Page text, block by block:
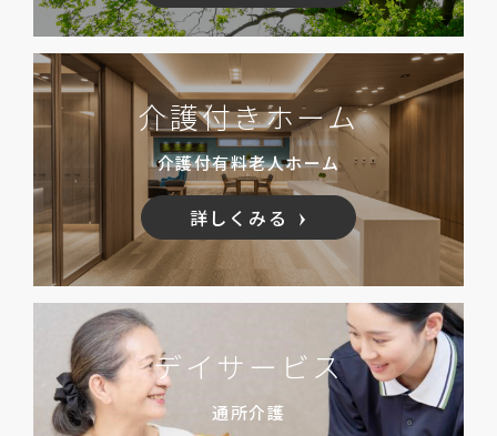
介護付きホーム
介護付有料老人ホーム
詳しくみる
デイサービス
通所介護